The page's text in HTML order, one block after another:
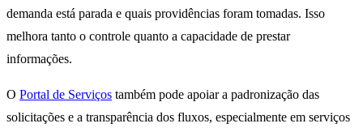
demanda está parada e quais providências foram tomadas. Isso
melhora tanto o controle quanto a capacidade de prestar
informações.
O Portal de Serviços também pode apoiar a padronização das
solicitações e a transparência dos fluxos, especialmente em serviços